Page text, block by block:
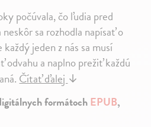
počúvala, čo ľudia pred
sa rozhodla napísať o
jeden z nás sa musí
a naplno prežiť každú
Čítať ďalej↓
formátochEPUB,